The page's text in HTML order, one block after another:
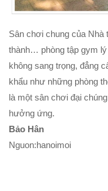
Sân chơi chung của
thành… phòng tập gym
không sang trọng, đẳng
khẩu như những phòng
là một sân chơi đại
hưởng ứng.
Bảo Hân
Nguon:hanoimoi